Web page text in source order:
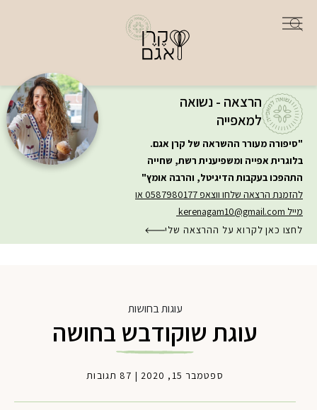
הרצאה - נשואה
למאפייה
"סיפורה מעורר ההשראה של קרן אגם.
בלוגרית אפייה ומשפיענית רשת, שחייה
התהפכו בעקבות הדיגיטל, והרבה אומץ"
להזמנת הרצאה שלחו ווצאפ 0587980177 או
מייל kerenagam10@gmail.com
לחצו כאן לקרוא על ההרצאה שלי
עוגות בחושות
עוגת שוקודבש בחושה
ספטמבר 15, 2020 |